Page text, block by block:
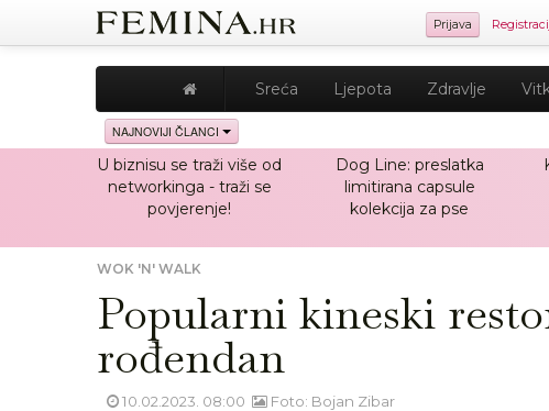
Prijava
Sreća Ljepota Zdravlje
NAJNOVIJI ČLANCI
U biznisu se traži više od
networkinga - traži se
povjerenje!
Dog Line: preslatka
limitirana capsule
kolekcija za pse
WOK 'N' WALK
Popularni kineski
rođendan
10.02.2023. 08:00 Foto: Bojan Zibar